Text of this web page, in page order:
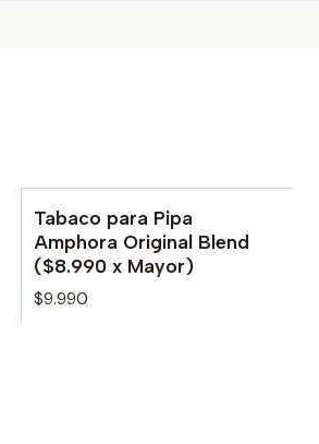
No disponible
Tabaco para Pipa
Amphora Original Blend
($8.990 x Mayor)
$9.990